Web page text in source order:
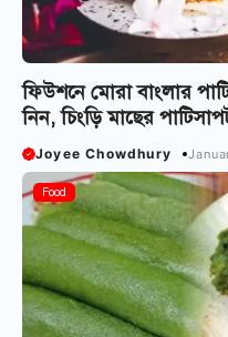
ফিউশনে মোরা বাংলার
নিন, চিংড়ি মাছের
Joyee Chowdhury
Food